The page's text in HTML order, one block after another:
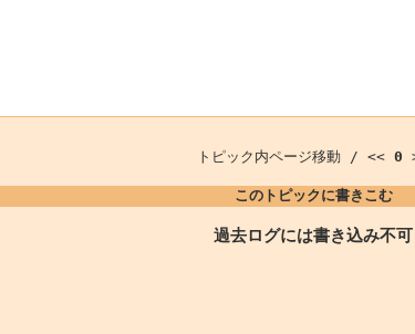
トピック内ページ移動 / << 0
このトピックに書きこむ
過去ログには書き込み不可